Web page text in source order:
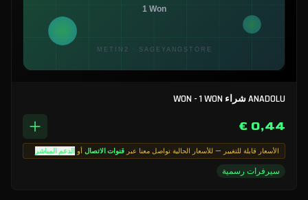
ANADOLU شراء WON - 1 WON
0,44 €
الأسعار قابلة للتغيير — للأسعار الحالية تواصل معنا عبر قنوات الاتصال أو الدعم المباشر
سيرفرات رسمية